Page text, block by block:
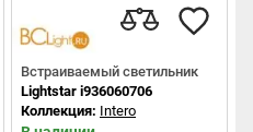
Встраиваемый светильник
Lightstar i936060706
Коллекция: Intero